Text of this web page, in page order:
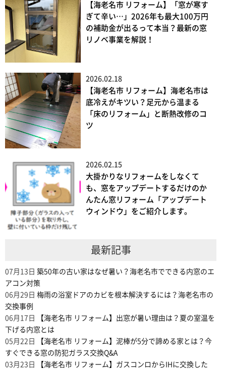
【海老名市 リフォーム】「窓が寒す
ぎて辛い…」2026年も最大100万円
の補助金が出るって本当？最新の窓
リノベ事業を解説！
2026.02.18
【海老名市 リフォーム】海老名市は
底冷えがキツい？足元から温まる
「床のリフォーム」と断熱改修のコ
ツ
2026.02.15
大掛かりなリフォームをしなくて
も、窓をアップデートするだけのか
んたん窓リフォーム「アップデート
ウィンドウ」をご紹介します。
最新記事
07月13日 築50年の古い家はなぜ暑い？海老名市でできる内窓のエ
アコン対策
06月29日 梅雨の浴室ドアのカビを根本解決するには？海老名市の
交換事例
06月17日
【海老名市 リフォーム】出窓が暑い理由は？夏の室温を
下げる内窓とは
05月22日
【海老名市 リフォーム】泥棒が5分で諦める家とは？今
すぐできる窓の防犯ガラス交換Q&A
03月23日
【海老名市 リフォーム】ガスコンロからIHに交換した